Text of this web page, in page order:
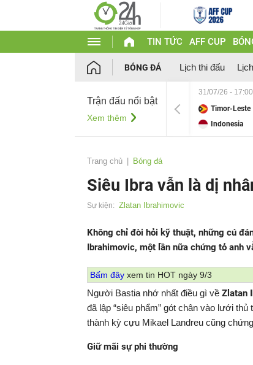
TIN TỨC AFF CUP
BÓNG ĐÁ Lịch thi đấu
Trận đấu nổi bật
Xem thêm
31/07/26 - 17:00
Timor-Leste
Indonesia
Trang chủ Bóng đá
Siêu Ibra vẫn là dị
Sự kiện: Zlatan Ibrahimovic
Không chỉ đòi hỏi kỹ thuật, những cú
Ibrahimovic, một lần nữa chứng tỏ anh
Bấm đây xem tin HOT ngày 9/3
Người Bastia nhớ nhất điều gì về Zlatan
đã lập “siêu phẩm” gót chân vào lưới
thành kỳ cựu Mikael Landreu cũng
Giữ mãi sự phi thường